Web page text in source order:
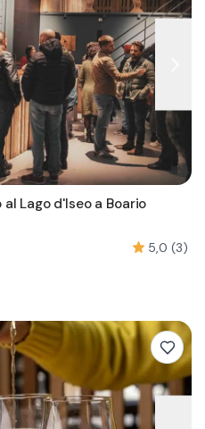
Lago d'Iseo a Boario
5,0 (3)